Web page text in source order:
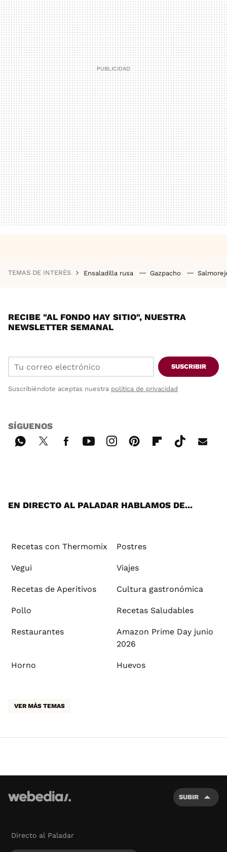
TEMAS DE INTERÉS Ensaladilla rusa Gazpacho
RECIBE "AL FONDO HAY SITIO", NUESTRA
NEWSLETTER SEMANAL
SUSCRIBIR
Suscribiéndote aceptas nuestra política de privacidad
SÍGUENOS
EN DIRECTO AL PALADAR HABLAMOS DE...
Recetas con Thermomix Postres
Vegui Viajes
Recetas de Aperitivos Cultura gastronómica
Pollo Recetas Saludables
Restaurantes
Amazon Prime Day junio
2026
Horno Huevos
VER MÁS TEMAS
SUBIR
Directo al Paladar